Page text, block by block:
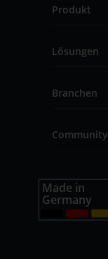
Produkt
Lösungen
Branchen
Community